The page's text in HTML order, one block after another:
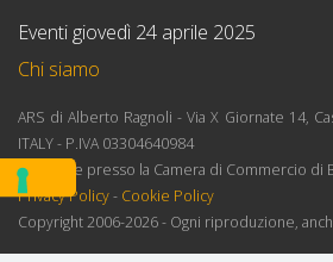
Eventi giovedì 24 aprile 2025
Chi siamo
ARS di Alberto Ragnoli - Via X Giornate 14,
ITALY - P.IVA 03304640984
Iscrizione presso la Camera di Commercio di
Privacy Policy- Cookie Policy
Copyright 2006-2026 - Ogni riproduzione,